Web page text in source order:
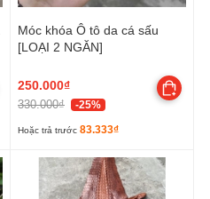
Móc khóa Ô tô da cá sấu
[LOẠI 2 NGĂN]
250.000₫
330.000₫ -25%
Hoặc trả trước 83.333₫